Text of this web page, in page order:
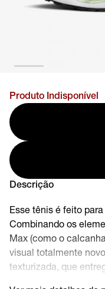
Produto Indisponível
Descrição
Esse tênis é feito
Combinando os
Max (como o
visual totalmente
texturizada, que